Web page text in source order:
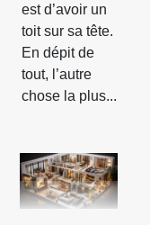
est d’avoir un
toit sur sa tête.
En dépit de
tout, l’autre
chose la plus...